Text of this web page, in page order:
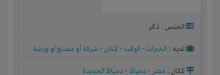
الجنس : ذكر
لديـه : الخبرات - الوقت - المكان - شركة أو مصنع أو ورشة
المكان : مصر- دمياط- دمياط الجديدة